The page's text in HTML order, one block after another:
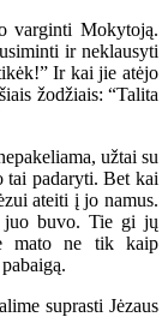
varginti Mokytoją.
ir neklausyti
Ir kai jie atėjo
žodžiais: “Talita
užtai su
tai padaryti. Bet kai
ateiti į jo namus.
juo buvo. Tie gi jų
mato ne tik kaip
suprasti Jėzaus